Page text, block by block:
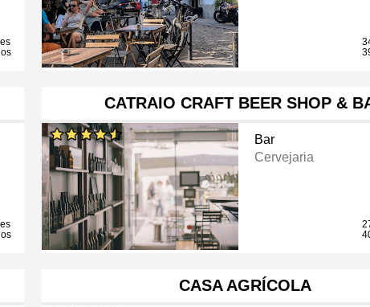
CATRAIO CRAFT BEER SHOP &
Bar
Cervejaria
CASA AGRÍCOLA